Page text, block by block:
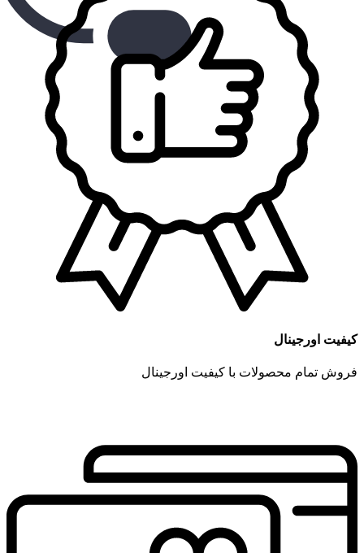
کیفیت اورجینال
فروش تمام محصولات با کیفیت اورجینال